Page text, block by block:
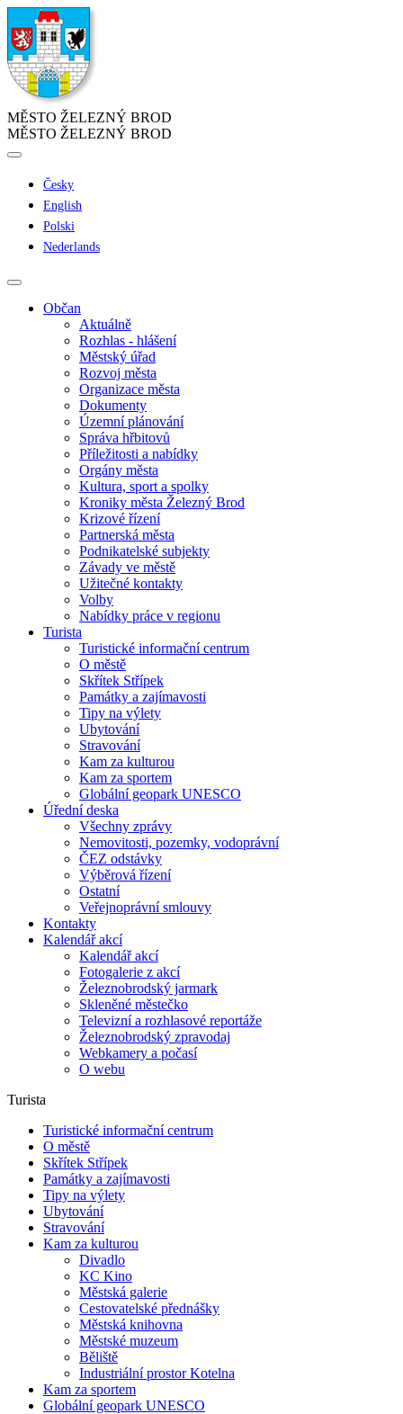
MĚSTO ŽELEZNÝ BROD
MĚSTO ŽELEZNÝ BROD
Česky
English
Polski
Nederlands
Občan
Aktuálně
Rozhlas - hlášení
Městský úřad
Rozvoj města
Organizace města
Dokumenty
Územní plánování
Správa hřbitovů
Příležitosti a nabídky
Orgány města
Kultura, sport a spolky
Kroniky města Železný Brod
Krizové řízení
Partnerská města
Podnikatelské subjekty
Závady ve městě
Užitečné kontakty
Volby
Nabídky práce v regionu
Turista
Turistické informační centrum
O městě
Skřítek Střípek
Památky a zajímavosti
Tipy na výlety
Ubytování
Stravování
Kam za kulturou
Kam za sportem
Globální geopark UNESCO
Úřední deska
Všechny zprávy
Nemovitosti, pozemky, vodoprávní
ČEZ odstávky
Výběrová řízení
Ostatní
Veřejnoprávní smlouvy
Kontakty
Kalendář akcí
Kalendář akcí
Fotogalerie z akcí
Železnobrodský jarmark
Skleněné městečko
Televizní a rozhlasové reportáže
Železnobrodský zpravodaj
Webkamery a počasí
O webu
Turista
Turistické informační centrum
O městě
Skřítek Střípek
Památky a zajímavosti
Tipy na výlety
Ubytování
Stravování
Kam za kulturou
Divadlo
KC Kino
Městská galerie
Cestovatelské přednášky
Městská knihovna
Městské muzeum
Běliště
Industriální prostor Kotelna
Kam za sportem
Globální geopark UNESCO